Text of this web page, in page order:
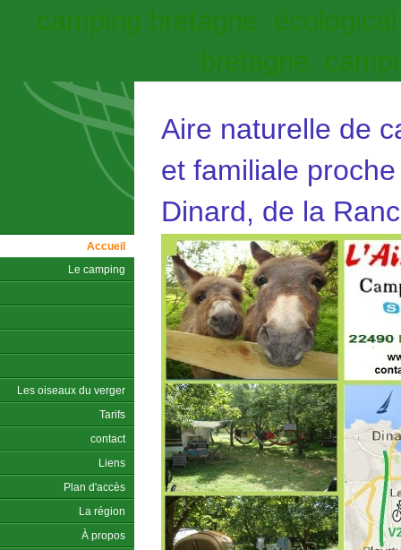
camping bretagne,
bretagne,
Aire naturelle de
et familiale
Dinard, de la
Accueil
Le camping
Les oiseaux du verger
Tarifs
contact
Liens
Plan d'accès
La région
À propos